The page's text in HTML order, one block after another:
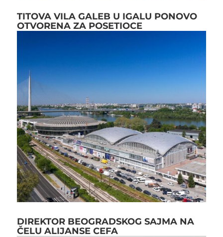
TITOVA VILA GALEB U IGALU PONOVO
OTVORENA ZA POSETIOCE
DIREKTOR BEOGRADSKOG SAJMA NA
ČELU ALIJANSE CEFA